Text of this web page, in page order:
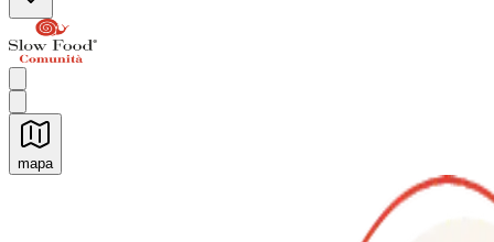
mapa
Experiencias culinarias inolvidables: Experiencias